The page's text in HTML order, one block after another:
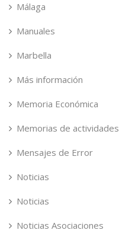
Málaga
Manuales
Marbella
Más información
Memoria Económica
Memorias de actividades
Mensajes de Error
Noticias
Noticias
Noticias Asociaciones